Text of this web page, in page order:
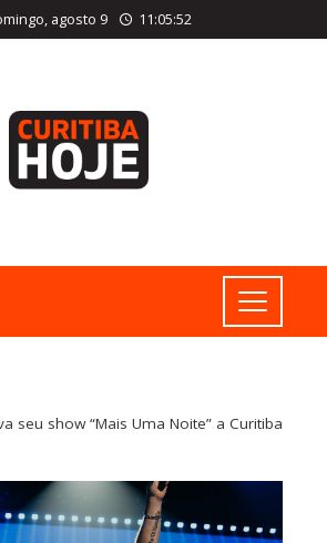
agosto 9 11:05:53
seu show “Mais Uma Noite” a Curitiba